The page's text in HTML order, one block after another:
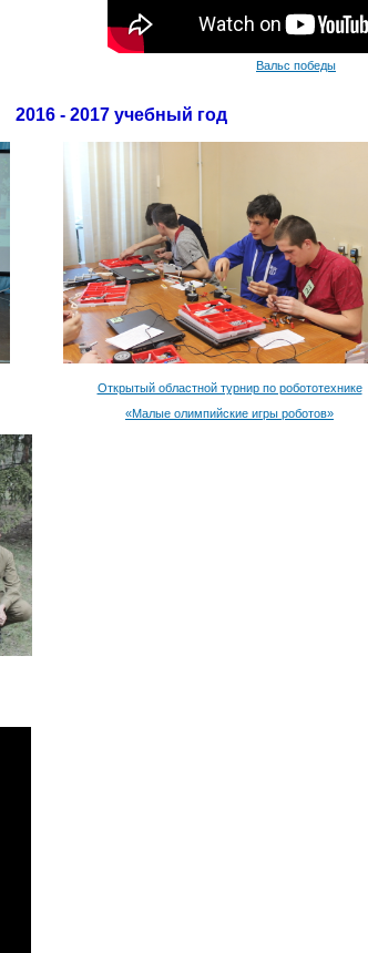
Вальс победы
2016 - 2017 учебный год
Открытый областной турнир по робототехнике
«Малые олимпийские игры роботов»